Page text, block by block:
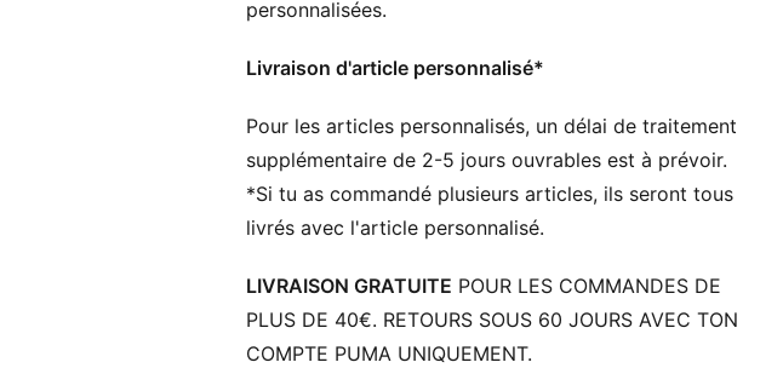
personnalisées.
Livraison d'article personnalisé*
Pour les articles personnalisés, un délai de traitement
supplémentaire de 2-5 jours ouvrables est à prévoir.
*Si tu as commandé plusieurs articles, ils seront tous
livrés avec l'article personnalisé.
LIVRAISON GRATUITE POUR LES COMMANDES DE
PLUS DE 40€. RETOURS SOUS 60 JOURS AVEC TON
COMPTE PUMA UNIQUEMENT.